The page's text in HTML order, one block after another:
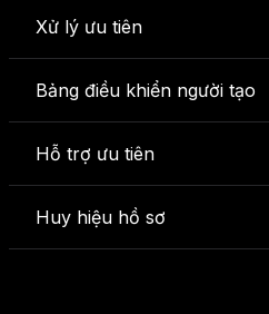
Xử lý ưu tiên
Bảng điều khiển người tạo
Hỗ trợ ưu tiên
Huy hiệu hồ sơ